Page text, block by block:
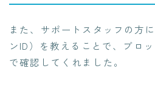
また、サポートスタッフの方
ンID）を教えることで、ブロ
で確認してくれました。